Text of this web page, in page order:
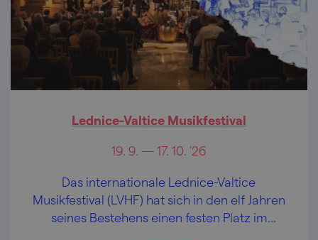
Lednice-Valtice Musikfestival
19. 9. — 17. 10. '26
Das internationale Lednice-Valtice
Musikfestival (LVHF) hat sich in den elf Jahren
seines Bestehens einen festen Platz im